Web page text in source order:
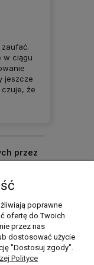
w ciągu
jeszcze
że
kuchni.
przez
poprawne
ofertę do Twoich
przez nas
dostosować użycie
"Dostosuj zgody".
Polityce